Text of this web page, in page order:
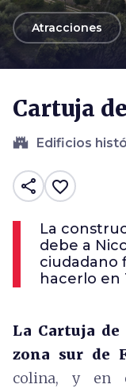
arrow_backAtracciones
Cartuja
castle Edificios
share favorite_border
La
debe a
ciudadano
hacerlo en
La Cartuja
zona sur de
colina, y en